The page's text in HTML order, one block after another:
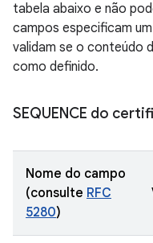
tabela abaixo e não
campos especificam
validam se o conteúdo
como definido.
SEQUENCE do
Nome do campo
(consulte RFC
5280)